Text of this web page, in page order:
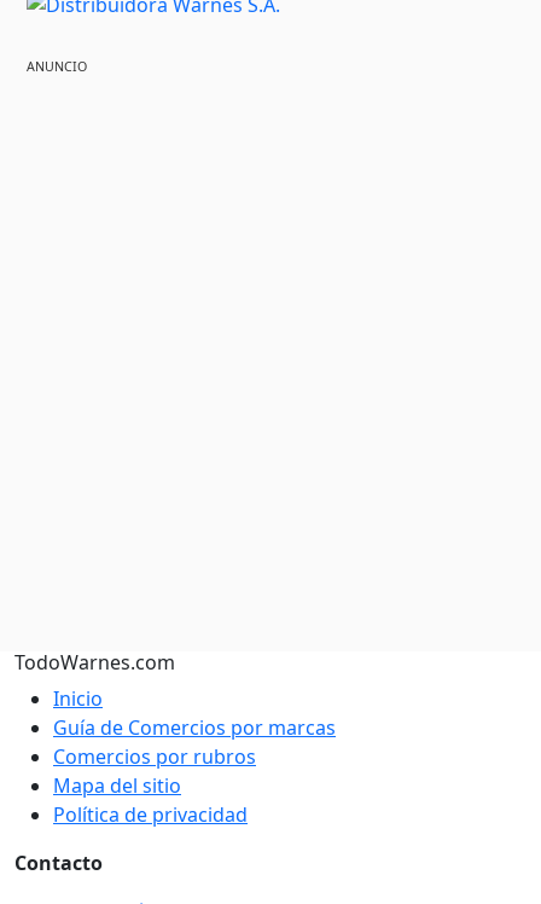
ANUNCIO
TodoWarnes.com
Inicio
Guía de Comercios por marcas
Comercios por rubros
Mapa del sitio
Política de privacidad
Contacto